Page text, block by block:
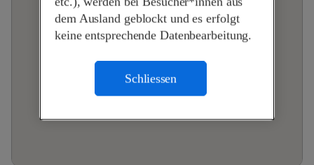
dem Ausland geblockt und es erfolgt
keine entsprechende Datenbearbeitung.
Schliessen